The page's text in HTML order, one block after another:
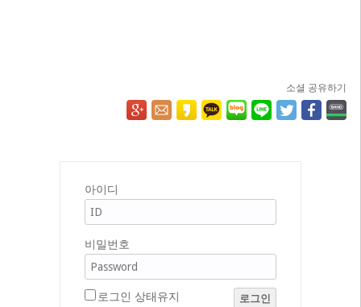
소셜 공유하기
아이디
비밀번호
로그인 상태유지 로그인